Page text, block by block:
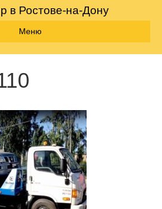
в Ростове-на-Дону
Меню